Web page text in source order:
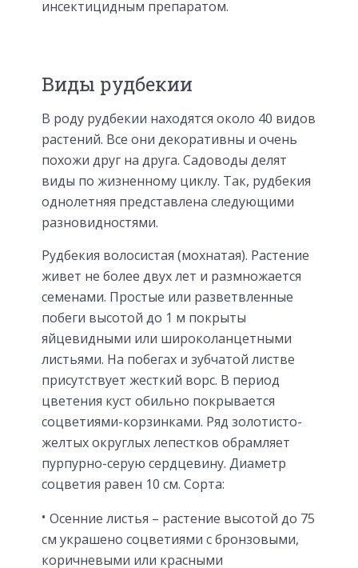
инсектицидным препаратом.
Виды рудбекии
В роду рудбекии находятся около 40 видов
растений. Все они декоративны и очень
похожи друг на друга. Садоводы делят
виды по жизненному циклу. Так, рудбекия
однолетняя представлена следующими
разновидностями.
Рудбекия волосистая (мохнатая). Растение
живет не более двух лет и размножается
семенами. Простые или разветвленные
побеги высотой до 1 м покрыты
яйцевидными или широколанцетными
листьями. На побегах и зубчатой листве
присутствует жесткий ворс. В период
цветения куст обильно покрывается
соцветиями-корзинками. Ряд золотисто-
желтых округлых лепестков обрамляет
пурпурно-серую сердцевину. Диаметр
соцветия равен 10 см. Сорта:
Осенние листья – растение высотой до 75
см украшено соцветиями с бронзовыми,
коричневыми или красными